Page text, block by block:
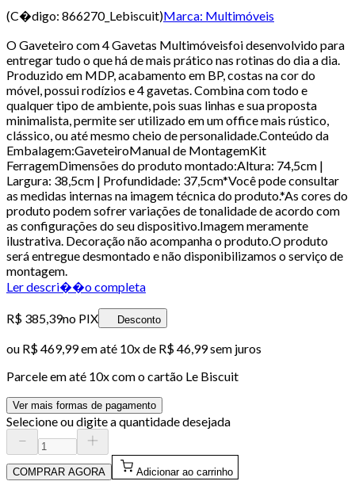
(C�digo: 866270_Lebiscuit)Marca: Multimóveis
O Gaveteiro com 4 Gavetas Multimóveisfoi desenvolvido para
entregar tudo o que há de mais prático nas rotinas do dia a dia.
Produzido em MDP, acabamento em BP, costas na cor do
móvel, possui rodízios e 4 gavetas. Combina com todo e
qualquer tipo de ambiente, pois suas linhas e sua proposta
minimalista, permite ser utilizado em um office mais rústico,
clássico, ou até mesmo cheio de personalidade.Conteúdo da
Embalagem:GaveteiroManual de MontagemKit
FerragemDimensões do produto montado:Altura: 74,5cm |
Largura: 38,5cm | Profundidade: 37,5cm*Você pode consultar
as medidas internas na imagem técnica do produto.*As cores do
produto podem sofrer variações de tonalidade de acordo com
as configurações do seu dispositivo.Imagem meramente
ilustrativa. Decoração não acompanha o produto.O produto
será entregue desmontado e não disponibilizamos o serviço de
montagem.
Ler descri��o completa
R$ 385,39no PIX Desconto
ou R$ 469,99em até 10x de R$ 46,99 sem juros
Parcele em até 10x com o cartão Le Biscuit
Ver mais formas de pagamento
Selecione ou digite a quantidade desejada
COMPRAR AGORA Adicionar ao carrinho